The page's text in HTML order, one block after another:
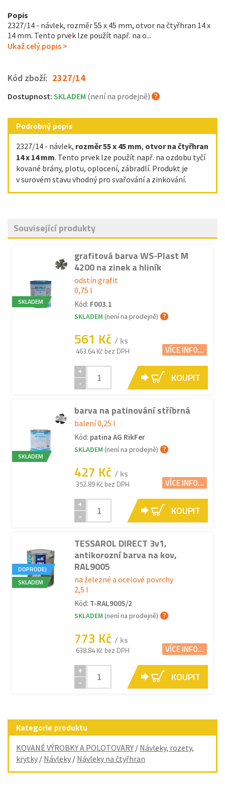
Popis
2327/14 - návlek, rozměr 55 x 45 mm, otvor na čtyřhran 14 x
14 mm. Tento prvek lze použít např. na o...
Ukaž celý popis >
Kód zboží: 2327/14
Dostupnost: SKLADEM (není na prodejně)
Podrobný popis
2327/14 - návlek, rozměr 55 x 45 mm, otvor na čtyřhran
14 x 14 mm. Tento prvek lze použít např. na ozdobu tyčí
kované brány, plotu, oplocení, zábradlí. Produkt je
v surovém stavu vhodný pro svařování a zinkování.
Související produkty
SKLADEM
grafitová barva WS-Plast M
4200 na zinek a hliník
odstín grafit
0,75 l
Kód: F003.1
SKLADEM (není na prodejně)
561 Kč / ks
463.64 Kč bez DPH VÍCE INFO...
+
-
KOUPIT
SKLADEM
barva na patinování stříbrná
balení 0,25 l
Kód: patina AG RikFer
SKLADEM (není na prodejně)
427 Kč / ks
352.89 Kč bez DPH VÍCE INFO...
+
-
KOUPIT
DOPRODEJ
SKLADEM
TESSAROL DIRECT 3v1,
antikorozní barva na kov,
RAL9005
na železné a ocelové povrchy
2,5 l
Kód: T-RAL9005/2
SKLADEM (není na prodejně)
773 Kč / ks
638.84 Kč bez DPH VÍCE INFO...
+
-
KOUPIT
Kategorie produktu
KOVANÉ VÝROBKY A POLOTOVARY / Návleky, rozety,
krytky / Návleky / Návleky na čtyřhran